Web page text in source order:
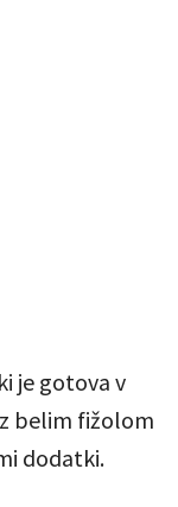
je gotova v
belim fižolom
dodatki.